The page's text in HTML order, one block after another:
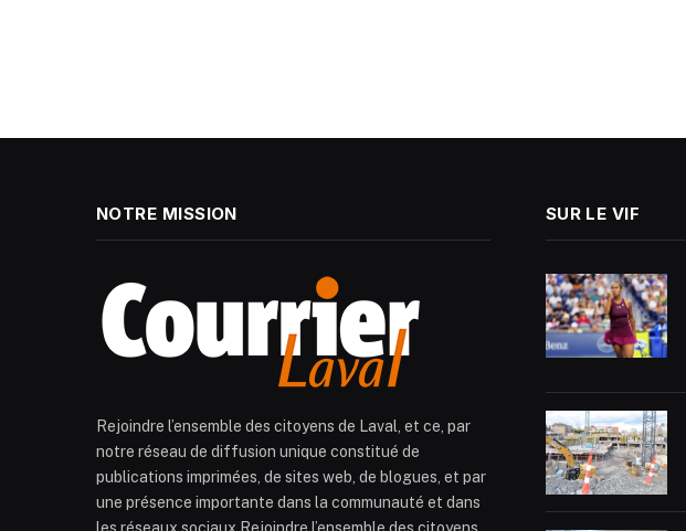
NOTRE MISSION
Rejoindre l’ensemble des citoyens de Laval, et ce, par
notre réseau de diffusion unique constitué de
publications imprimées, de sites web, de blogues, et par
une présence importante dans la communauté et dans
les réseaux sociaux.Rejoindre l’ensemble des citoyens
SUR LE VIF